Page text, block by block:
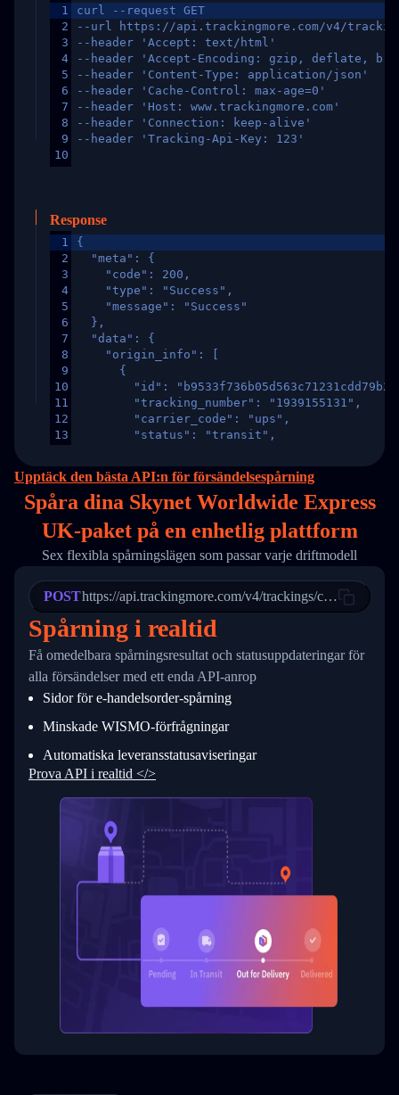
1
2
3
4
5
6
7
8
9
10
curl --request GET
--url https://api.trackingmore.com/v4/trackings/
--header 'Accept: text/html'
--header 'Accept-Encoding: gzip, deflate,
--header 'Content-Type: application/json'
--header 'Cache-Control: max-age=0'
--header 'Host: www.trackingmore.com'
--header 'Connection: keep-alive'
--header 'Tracking-Api-Key: 123'
Response
1
2
3
4
5
6
7
8
9
10
11
12
13
16
17
19
21
22
23
24
25
27
28
29
31
33
34
{
  "meta": {
    "code": 200,
    "type": "Success",
    "message": "Success"
  },
  "data": {
    "origin_info": [
      {
"id":
        "tracking_number": "1939155131",
        "carrier_code": "ups",
        "status": "transit",
        "itemTimeLength": 2,
        "weblink": "",
        "phone": null,
        "trackinfo": [
          {
            "Date": "2017-03-08 04: 22: 00",
"StatusDescription": "Departed
"Details": "Departed Facility
          },
          {
            "Date": "2017-03-06 15:28:00",
"StatusDescription": "Shipment
"Details": "BEIJING-
          }
      }
  }
}
Upptäck den bästa API:n för försändelsespårning
Spåra dina Skynet Worldwide Express
UK-paket på en enhetlig plattform
Sex flexibla spårningslägen som passar varje driftmodell
POSThttps://api.trackingmore.com/v4/trackings/create
Spårning i realtid
Få omedelbara spårningsresultat och statusuppdateringar för
alla försändelser med ett enda API-anrop
Sidor för e-handelsorder-spårning
Minskade WISMO-förfrågningar
Automatiska leveransstatusaviseringar
Prova API i realtid </>